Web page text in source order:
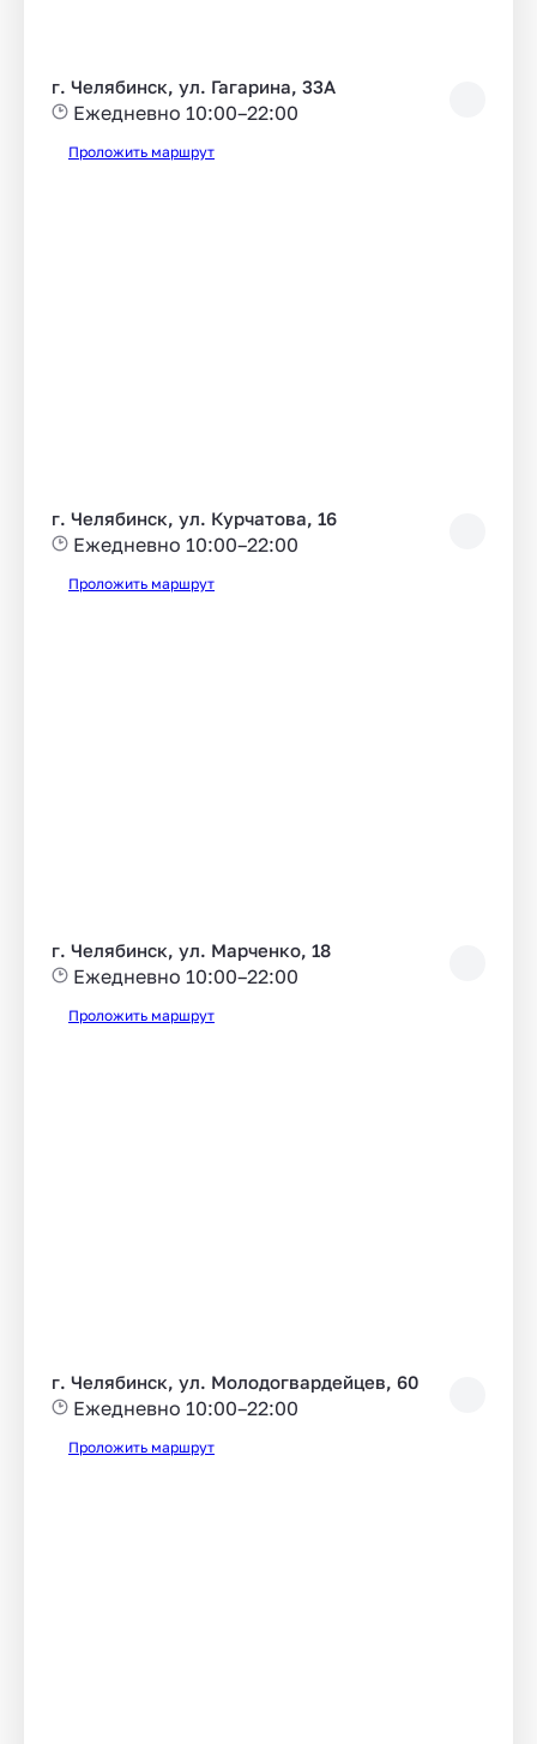
г. Челябинск, ул. Гагарина, 33А
Ежедневно 10:00–22:00
Проложить маршрут
г. Челябинск, ул. Курчатова, 16
Ежедневно 10:00–22:00
Проложить маршрут
г. Челябинск, ул. Марченко, 18
Ежедневно 10:00–22:00
Проложить маршрут
г. Челябинск, ул. Молодогвардейцев, 60
Ежедневно 10:00–22:00
Проложить маршрут